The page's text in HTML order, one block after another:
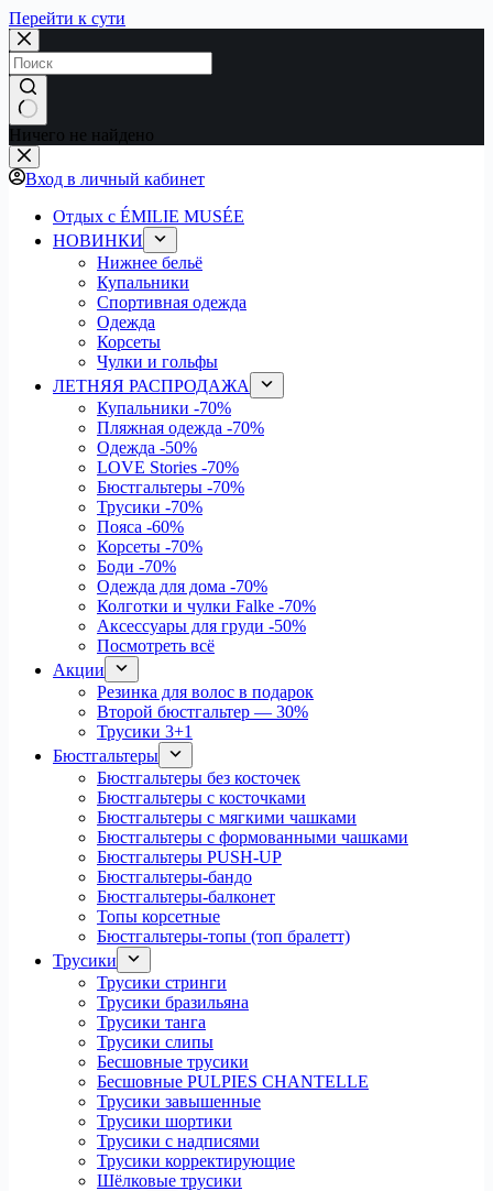
Перейти к сути
Ничего не найдено
Вход в личный кабинет
Отдых с ÉMILIE MUSÉE
НОВИНКИ
Нижнее бельё
Купальники
Спортивная одежда
Одежда
Корсеты
Чулки и гольфы
ЛЕТНЯЯ РАСПРОДАЖА
Купальники -70%
Пляжная одежда -70%
Одежда -50%
LOVE Stories -70%
Бюстгальтеры -70%
Трусики -70%
Пояса -60%
Корсеты -70%
Боди -70%
Одежда для дома -70%
Колготки и чулки Falke -70%
Аксессуары для груди -50%
Посмотреть всё
Акции
Резинка для волос в подарок
Второй бюстгальтер — 30%
Трусики 3+1
Бюстгальтеры
Бюстгальтеры без косточек
Бюстгальтеры с косточками
Бюстгальтеры с мягкими чашками
Бюстгальтеры с формованными чашками
Бюстгальтеры PUSH-UP
Бюстгальтеры-бандо
Бюстгальтеры-балконет
Топы корсетные
Бюстгальтеры-топы (топ бралетт)
Трусики
Трусики стринги
Трусики бразильяна
Трусики танга
Трусики слипы
Бесшовные трусики
Бесшовные PULPIES CHANTELLE
Трусики завышенные
Трусики шортики
Трусики с надписями
Трусики корректирующие
Шёлковые трусики